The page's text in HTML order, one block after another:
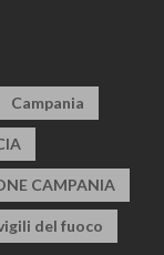
Campania
CAMPANIA
del fuoco